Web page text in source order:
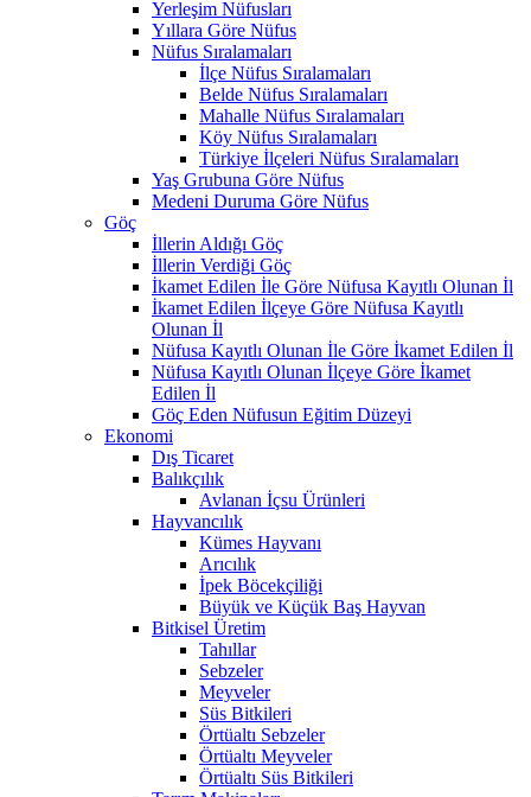
Yerleşim Nüfusları
Yıllara Göre Nüfus
Nüfus Sıralamaları
İlçe Nüfus Sıralamaları
Belde Nüfus Sıralamaları
Mahalle Nüfus Sıralamaları
Köy Nüfus Sıralamaları
Türkiye İlçeleri Nüfus Sıralamaları
Yaş Grubuna Göre Nüfus
Medeni Duruma Göre Nüfus
Göç
İllerin Aldığı Göç
İllerin Verdiği Göç
İkamet Edilen İle Göre Nüfusa Kayıtlı Olunan İl
İkamet Edilen İlçeye Göre Nüfusa Kayıtlı
Olunan İl
Nüfusa Kayıtlı Olunan İle Göre İkamet Edilen İl
Nüfusa Kayıtlı Olunan İlçeye Göre İkamet
Edilen İl
Göç Eden Nüfusun Eğitim Düzeyi
Ekonomi
Dış Ticaret
Balıkçılık
Avlanan İçsu Ürünleri
Hayvancılık
Kümes Hayvanı
Arıcılık
İpek Böcekçiliği
Büyük ve Küçük Baş Hayvan
Bitkisel Üretim
Tahıllar
Sebzeler
Meyveler
Süs Bitkileri
Örtüaltı Sebzeler
Örtüaltı Meyveler
Örtüaltı Süs Bitkileri